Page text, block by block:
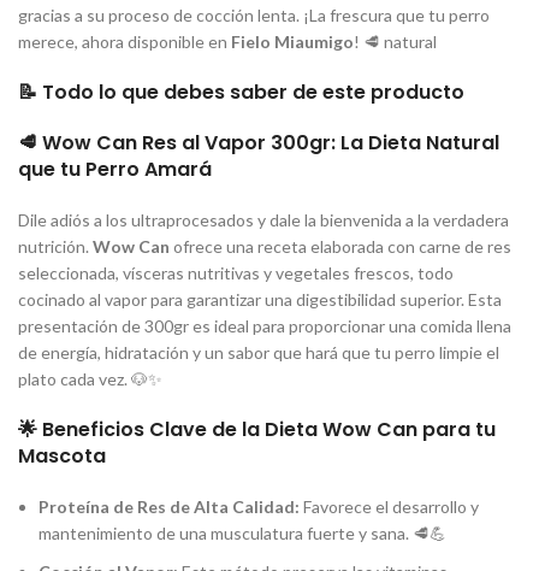
gracias a su proceso de cocción lenta. ¡La frescura que tu perro
merece, ahora disponible en Fielo Miaumigo! 🥩 natural
📝 Todo lo que debes saber de este producto
🥩 Wow Can Res al Vapor 300gr: La Dieta Natural
que tu Perro Amará
Dile adiós a los ultraprocesados y dale la bienvenida a la verdadera
nutrición. Wow Can ofrece una receta elaborada con carne de res
seleccionada, vísceras nutritivas y vegetales frescos, todo
cocinado al vapor para garantizar una digestibilidad superior. Esta
presentación de 300gr es ideal para proporcionar una comida llena
de energía, hidratación y un sabor que hará que tu perro limpie el
plato cada vez. 🐶✨
🌟 Beneficios Clave de la Dieta Wow Can para tu
Mascota
Proteína de Res de Alta Calidad: Favorece el desarrollo y
mantenimiento de una musculatura fuerte y sana. 🥩💪